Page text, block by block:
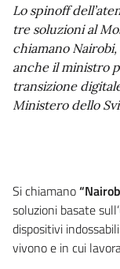
Lo spinoff
tre soluzioni al
chiamano
anche il ministro
transizione
Ministero dello
Si chiamano
soluzioni basate
dispositivi
vivono e in cui